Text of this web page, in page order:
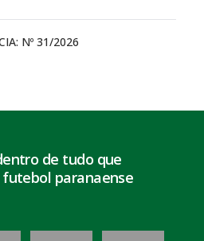
Nº 31/2026
de tudo que
paranaense